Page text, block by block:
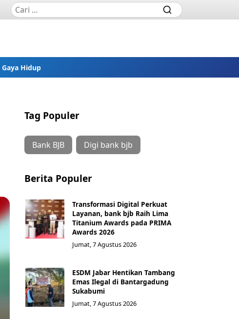
Gaya Hidup
Tag Populer
Bank BJB Digi bank bjb
Berita Populer
Transformasi Digital Perkuat
Layanan, bank bjb Raih Lima
Titanium Awards pada PRIMA
Awards 2026
Jumat, 7 Agustus 2026
ESDM Jabar Hentikan Tambang
Emas Ilegal di Bantargadung
Sukabumi
Jumat, 7 Agustus 2026